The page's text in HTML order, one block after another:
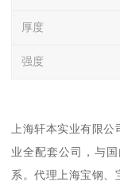
厚度
强度
上海轩本实业有限
业全配套公司，与
系。代理上海宝钢、